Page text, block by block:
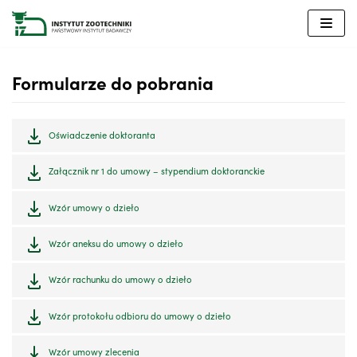
Przejdź
do
Formularze do pobrania
Oświadczenie doktoranta
Załącznik nr 1 do umowy – stypendium doktoranckie
Wzór umowy o dzieło
Wzór aneksu do umowy o dzieło
Wzór rachunku do umowy o dzieło
Wzór protokołu odbioru do umowy o dzieło
Wzór umowy zlecenia